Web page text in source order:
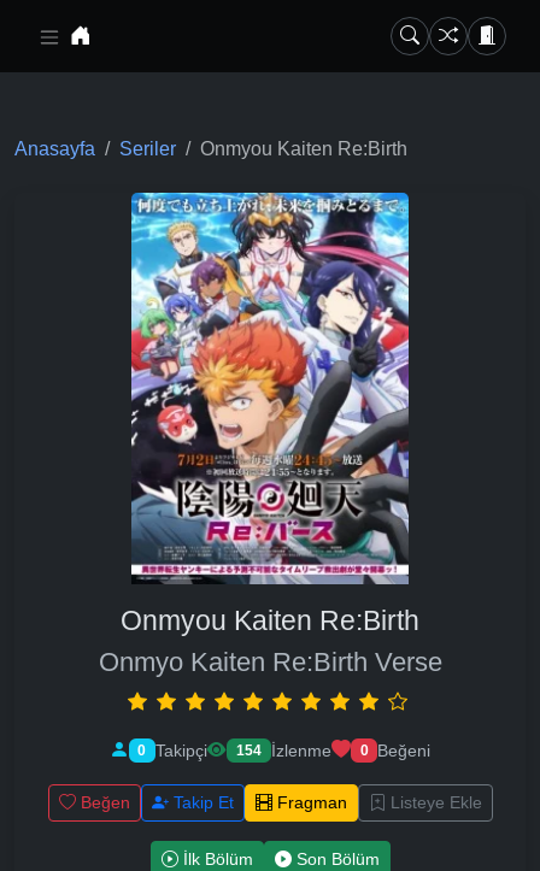
Anasayfa Seriler Onmyou Kaiten Re:Birth
Onmyou Kaiten Re:Birth
Onmyo Kaiten Re:Birth Verse
0 Takipçi 154 İzlenme 0 Beğeni
Beğen Takip Et Fragman Listeye Ekle
İlk Bölüm Son Bölüm